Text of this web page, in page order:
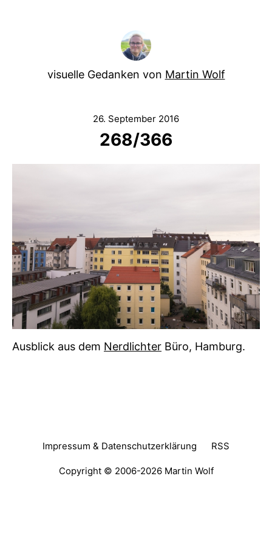
visuelle Gedanken von Martin Wolf
26. September 2016
268/366
Ausblick aus dem Nerdlichter Büro, Hamburg.
Impressum & Datenschutzerklärung RSS
Copyright © 2006-2026 Martin Wolf